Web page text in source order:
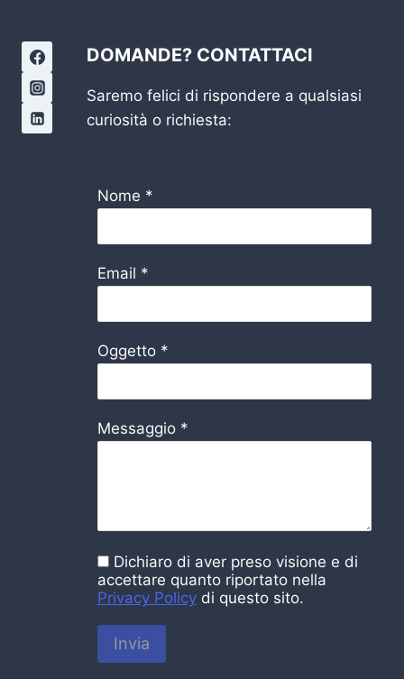
DOMANDE? CONTATTACI
Saremo felici di rispondere a qualsiasi
curiosità o richiesta:
Nome *
Email *
Oggetto *
Messaggio *
Dichiaro di aver preso visione e di
accettare quanto riportato nella
Privacy Policydi questo sito.
Invia